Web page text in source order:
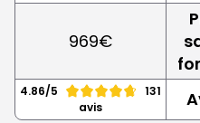
969€
4.86/5
131
avis